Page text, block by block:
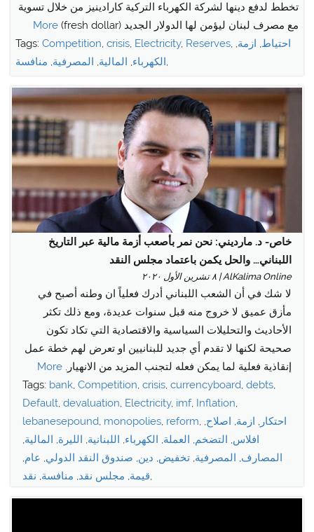
تخطط لدفع دينها لشركة الكهرباء التركية كارادينيز من خلال تسوية
مع مصرف لبنان ليؤمن لها الدولار الجديد (fresh dollar)
Tags: Competition, crisis, Electricity, Reserves, احتياط, ازمة,
الكهرباء, المالية, المصرفية, منافسة ,
خاص- د. مارديني: نحن نمر بأصعب أزمة مالية عبر التاريخ
اللبناني… والحل يكمن باعتماد مجلس النقد
AlKalima Online | ٨ تشرين الأول ٢٠٢٠
لا شك في أن الشعب اللبناني أدرك فعلياً ان وطنه أصبح في
مأزق عميق لا خروج منه قبل سنوات عديدة، ومع ذلك تكثر
الأحاديث والتحليلات السياسية والاقتصادية التي تكاد تكون
صحيحة لكنها لا تقدم أي جديد للبنانيين او تعرض لهم خطة عمل
إنقاذية فعلية لما يمكن فعله لتجنب المزيد من الانهيار.
Tags: bank, Competition, crisis, currencyboard, debts,
Default, devaluation, Electricity, imf, Inflation,
lebanesepound, monopolies, reform, احتكار , ازمة, اصلاح,
افلاس, التضخم, العملة, الكهرباء, اللبنانية, الليرة, المالية,
المصارف, المصرفية, تخفيض, دين, صندوق النقد الدولي, عام,
قيمة, مجلس نقد, منافسة, نقد ,